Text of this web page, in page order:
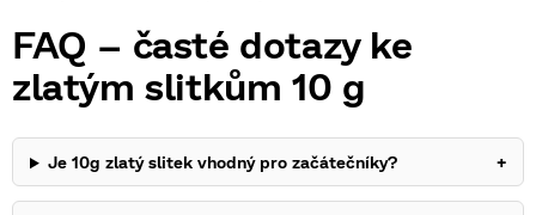
FAQ – časté dotazy ke
zlatým slitkům 10 g
Je 10g zlatý slitek vhodný pro začátečníky? +